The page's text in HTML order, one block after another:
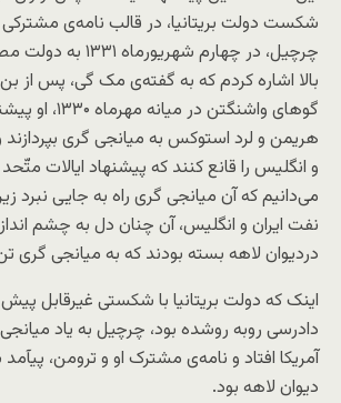
شکست دولت بریتانیا، در قالب نامه‌ی
چرچیل، در چهارم
بالا اشاره کردم که به گفته‌ی مک گی، پس
گوهای واشنگتن در
هریمن و لرد استوکس به میانجی گری
و انگلیس را قانع کنند که پیشنهاد ایالات متّحد
می‌دانیم که آن میانجی گری راه به جایی نبرد
نفت ایران و انگلیس، آن چنان دل به چشم
دردیوان لاهه بسته بودند که به میانجی گری
اینک که دولت بریتانیا با شکستی غیرقابل
دادرسی روبه روشده بود، چرچیل به یاد
آمریکا افتاد و نامه‌ی مشترک او و ترومن،
دیوان لاهه بود.